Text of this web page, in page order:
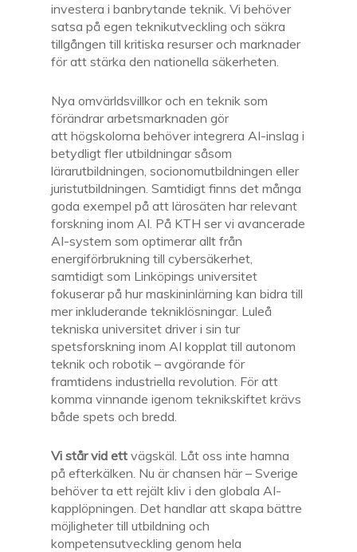
investera i banbrytande teknik. Vi behöver
satsa på egen teknikutveckling och säkra
tillgången till kritiska resurser och marknader
för att stärka den nationella säkerheten.
Nya omvärldsvillkor och en teknik som
förändrar arbetsmarknaden gör
att högskolorna behöver integrera AI-inslag i
betydligt fler utbildningar såsom
lärarutbildningen, socionomutbildningen eller
juristutbildningen. Samtidigt finns det många
goda exempel på att lärosäten har relevant
forskning inom AI. På KTH ser vi avancerade
AI-system som optimerar allt från
energiförbrukning till cybersäkerhet,
samtidigt som Linköpings universitet
fokuserar på hur maskininlärning kan bidra till
mer inkluderande tekniklösningar. Luleå
tekniska universitet driver i sin tur
spetsforskning inom AI kopplat till autonom
teknik och robotik – avgörande för
framtidens industriella revolution. För att
komma vinnande igenom teknikskiftet krävs
både spets och bredd.
Vi står vid ett vägskäl. Låt oss inte hamna
på efterkälken. Nu är chansen här – Sverige
behöver ta ett rejält kliv i den globala AI-
kapplöpningen. Det handlar att skapa bättre
möjligheter till utbildning och
kompetensutveckling genom hela